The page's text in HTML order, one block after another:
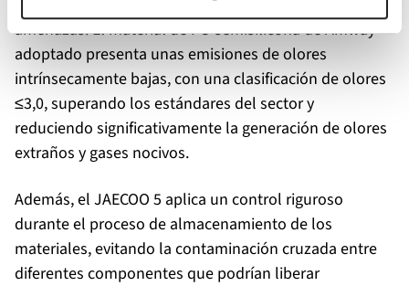
olores está diseñado precisamente para eliminar estas
amenazas. El material de PU semisilicona de Amway
adoptado presenta unas emisiones de olores
intrínsecamente bajas, con una clasificación de olores
≤3,0, superando los estándares del sector y
reduciendo significativamente la generación de olores
extraños y gases nocivos.
Además, el JAECOO 5 aplica un control riguroso
durante el proceso de almacenamiento de los
materiales, evitando la contaminación cruzada entre
diferentes componentes que podrían liberar